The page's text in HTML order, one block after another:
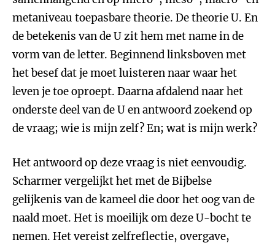
metaniveau toepasbare theorie. De theorie U. En
de betekenis van de U zit hem met name in de
vorm van de letter. Beginnend linksboven met
het besef dat je moet luisteren naar waar het
leven je toe oproept. Daarna afdalend naar het
onderste deel van de U en antwoord zoekend op
de vraag; wie is mijn zelf? En; wat is mijn werk?
Het antwoord op deze vraag is niet eenvoudig.
Scharmer vergelijkt het met de Bijbelse
gelijkenis van de kameel die door het oog van de
naald moet. Het is moeilijk om deze U-bocht te
nemen. Het vereist zelfreflectie, overgave,